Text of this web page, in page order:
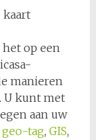
kaart
het op een
manieren
U kunt met
aan uw
geo-tag, GIS,